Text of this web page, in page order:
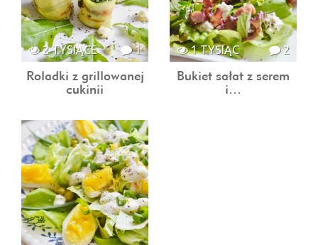
1
2 TYSIĄCE
Roladki z grillowanej
cukinii
2
1 TYSIĄC
Bukiet sałat z serem
i…